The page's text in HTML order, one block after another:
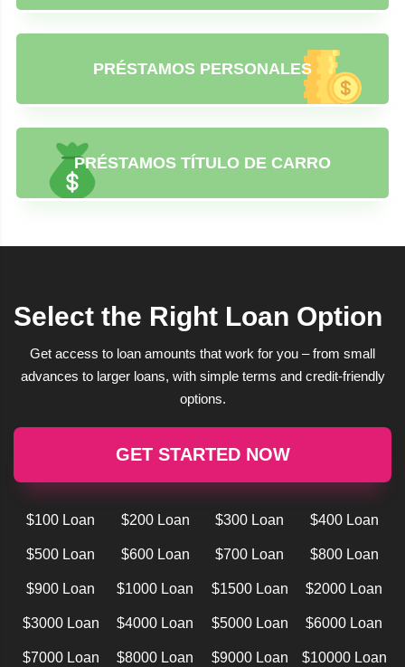
PRÉSTAMOS PERSONALES
PRÉSTAMOS TÍTULO DE CARRO
Select the Right Loan Option
Get access to loan amounts that work for you – from small
advances to larger loans, with simple terms and credit-friendly
options.
GET STARTED NOW
$100 Loan $200 Loan $300 Loan $400 Loan
$500 Loan $600 Loan $700 Loan $800 Loan
$900 Loan $1000 Loan $1500 Loan $2000 Loan
$3000 Loan $4000 Loan $5000 Loan $6000 Loan
$7000 Loan $8000 Loan $9000 Loan $10000 Loan